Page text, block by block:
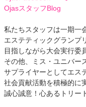
OjasスタッフBlog
私たちスタッフは一期一
エステティックグランプ
目指しながら大会実行委
その他、ミス・ユニバー
サプライヤーとしてエス
社会貢献活動を積極的に
誠心誠意！心あるトリー